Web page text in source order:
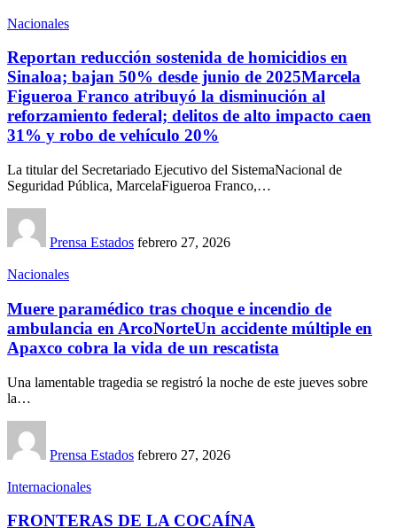
Nacionales
Reportan reducción sostenida de homicidios en
Sinaloa; bajan 50% desde junio de 2025Marcela
Figueroa Franco atribuyó la disminución al
reforzamiento federal; delitos de alto impacto caen
31% y robo de vehículo 20%
La titular del Secretariado Ejecutivo del SistemaNacional de
Seguridad Pública, MarcelaFigueroa Franco,…
Prensa Estados febrero 27, 2026
Nacionales
Muere paramédico tras choque e incendio de
ambulancia en ArcoNorteUn accidente múltiple en
Apaxco cobra la vida de un rescatista
Una lamentable tragedia se registró la noche de este jueves sobre
la…
Prensa Estados febrero 27, 2026
Internacionales
FRONTERAS DE LA COCAÍNA